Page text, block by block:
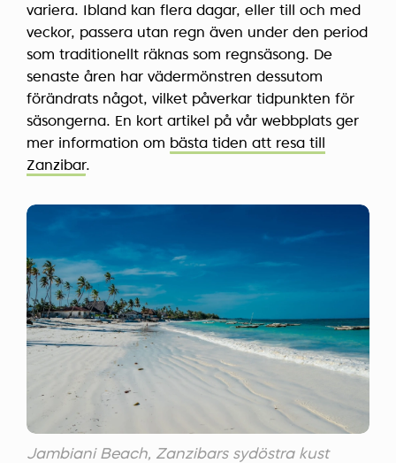
variera. Ibland kan flera dagar, eller till och med
veckor, passera utan regn även under den period
som traditionellt räknas som regnsäsong. De
senaste åren har vädermönstren dessutom
förändrats något, vilket påverkar tidpunkten för
säsongerna. En kort artikel på vår webbplats ger
mer information om bästa tiden att resa till
Zanzibar.
Jambiani Beach, Zanzibars sydöstra kust